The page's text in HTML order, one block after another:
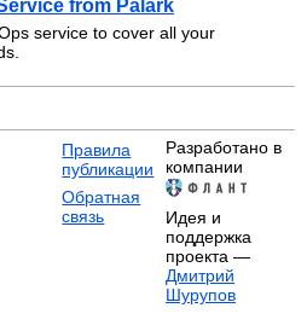
from Palark
service to cover all your
Правила
публикации
Обратная
связь
Разработано в
компании
Идея и
поддержка
проекта —
Дмитрий
Шурупов